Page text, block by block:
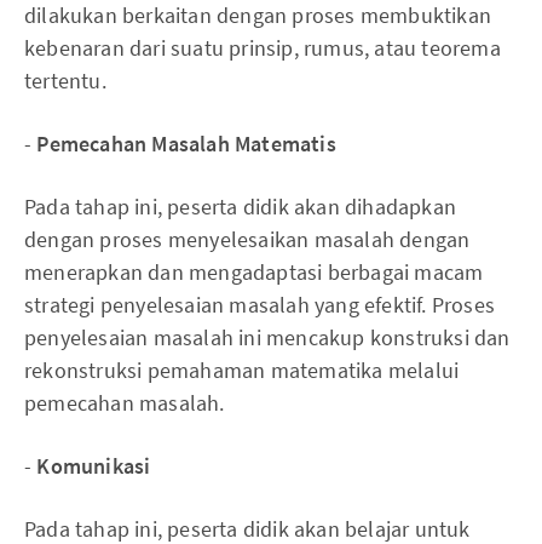
dilakukan berkaitan dengan proses membuktikan
kebenaran dari suatu prinsip, rumus, atau teorema
tertentu.
- Pemecahan Masalah Matematis
Pada tahap ini, peserta didik akan dihadapkan
dengan proses menyelesaikan masalah dengan
menerapkan dan mengadaptasi berbagai macam
strategi penyelesaian masalah yang efektif. Proses
penyelesaian masalah ini mencakup konstruksi dan
rekonstruksi pemahaman matematika melalui
pemecahan masalah.
- Komunikasi
Pada tahap ini, peserta didik akan belajar untuk